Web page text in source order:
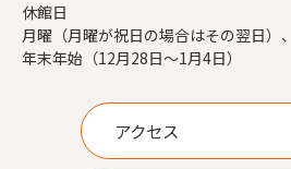
休館日
月曜（月曜が祝日の場合はその翌日）、
年末年始（12月28日～1月4日）
アクセス